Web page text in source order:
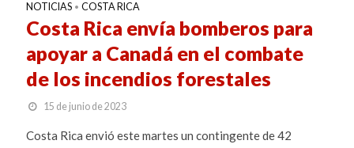
NOTICIAS • COSTA RICA
Costa Rica envía bomberos para
apoyar a Canadá en el combate
de los incendios forestales
15 de junio de 2023
Costa Rica envió este martes un contingente de 42